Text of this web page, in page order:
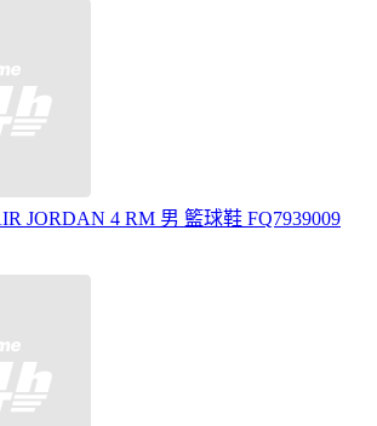
JORDAN 4 RM 男 籃球鞋 FQ7939009